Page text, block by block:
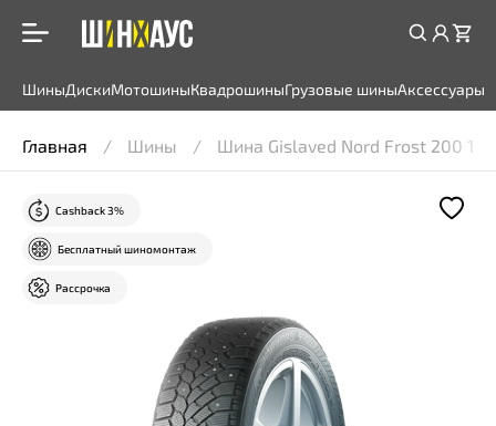
ШиныДискиМотошиныКвадрошиныГрузовые шиныАксессуары
Главная Шины Шина Gislaved Nord Frost 200
Cashback 3%
Бесплатный шиномонтаж
Рассрочка